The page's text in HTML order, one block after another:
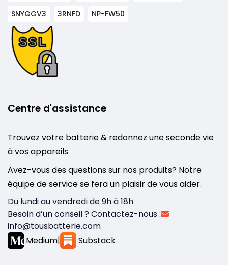
SNYGGV3
3RNFD NP-FW50
Centre d'assistance
Trouvez votre batterie & redonnez une seconde vie
à vos appareils
Avez-vous des questions sur nos produits? Notre
équipe de service se fera un plaisir de vous aider.
Du lundi au vendredi de 9h à 18h
Besoin d’un conseil ? Contactez-nous :
info@tousbatterie.com
Medium| Substack